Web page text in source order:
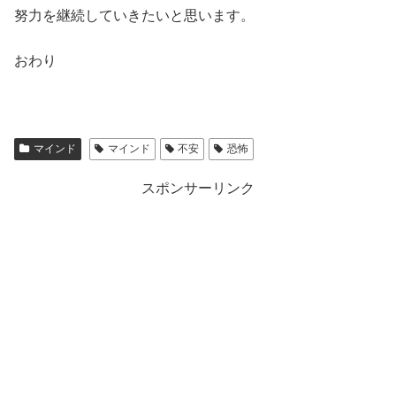
努力を継続していきたいと思います。
おわり
マインド マインド 不安 恐怖
スポンサーリンク